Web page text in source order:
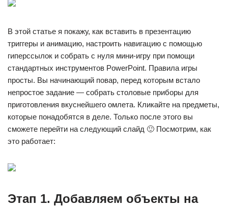
В этой статье я покажу, как вставить в презентацию
триггеры и анимацию, настроить навигацию с помощью
гиперссылок и собрать с нуля мини-игру при помощи
стандартных инструментов PowerPoint. Правила игры
просты. Вы начинающий повар, перед которым встало
непростое задание — собрать столовые приборы для
приготовления вкуснейшего омлета. Кликайте на предметы,
которые понадобятся в деле. Только после этого вы
сможете перейти на следующий слайд 🙂 Посмотрим, как
это работает:
Этап 1. Добавляем объекты на